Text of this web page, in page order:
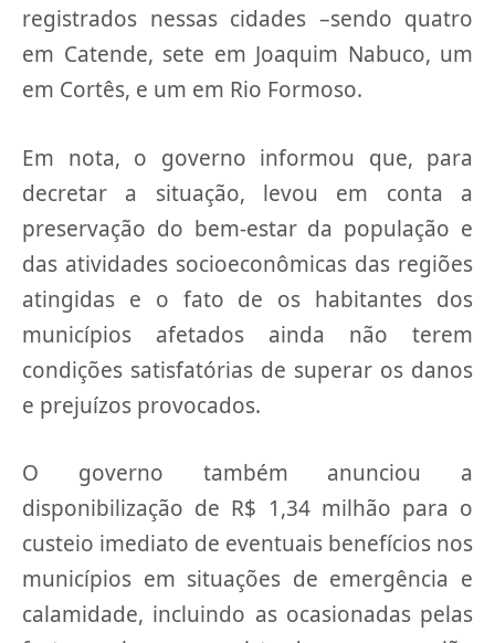
registrados nessas cidades –sendo quatro
em Catende, sete em Joaquim Nabuco, um
em Cortês, e um em Rio Formoso.
Em nota, o governo informou que, para
decretar a situação, levou em conta a
preservação do bem-estar da população e
das atividades socioeconômicas das regiões
atingidas e o fato de os habitantes dos
municípios afetados ainda não terem
condições satisfatórias de superar os danos
e prejuízos provocados.
O governo também anunciou a
disponibilização de R$ 1,34 milhão para o
custeio imediato de eventuais benefícios nos
municípios em situações de emergência e
calamidade, incluindo as ocasionadas pelas